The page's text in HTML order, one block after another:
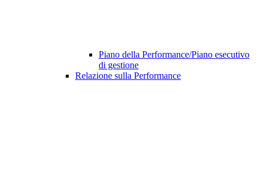
Piano della Performance/Piano esecutivo
di gestione
Relazione sulla Performance